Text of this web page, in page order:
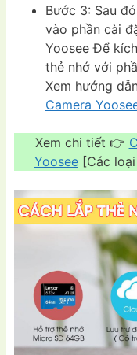
Bước 3: Sau
vào phần cài
Yoosee Để
thẻ nhớ với
Xem hướng
Camera
Xem chi tiết 👉
Yoosee [Các loại